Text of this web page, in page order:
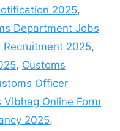
2025,
Department Jobs
2025,
, Customs
Officer
Vibhag Online Form
2025,